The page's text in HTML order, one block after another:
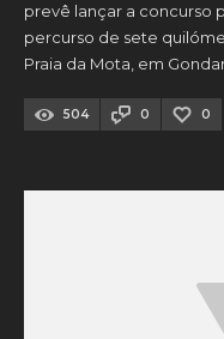
prevê lançar a concurso
percurso de sete
Praia da Mota, em
504 0 0